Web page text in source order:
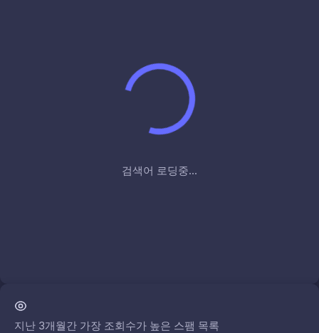
검색어 로딩중...
지난 3개월간 가장 조회수가 높은 스팸 목록